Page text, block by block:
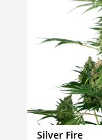
Silver Fire